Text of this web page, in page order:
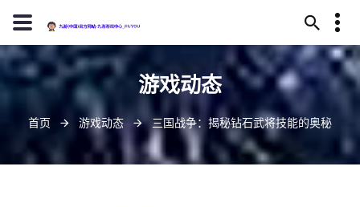
13594780322
武威市恢读庄219号
j9-zhenren@j909.vip
游戏动态
首页 游戏动态 三国战争：揭秘钻石武将技能的奥秘